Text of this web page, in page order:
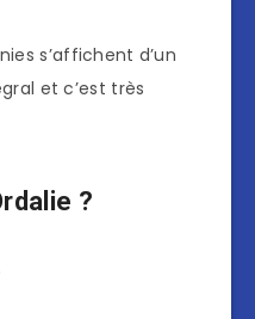
s’affichent d’un
et c’est très
?